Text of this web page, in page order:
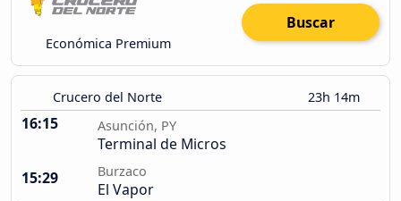
Económica Premium
Buscar
Crucero del Norte 23h 14m
16:15 Asunción, PY
Terminal de Micros
15:29
Burzaco
El Vapor